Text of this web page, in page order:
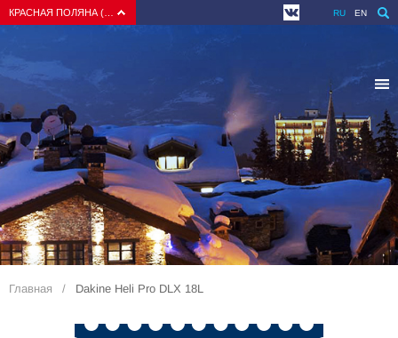
RU EN
Главная Dakine Heli Pro DLX 18L